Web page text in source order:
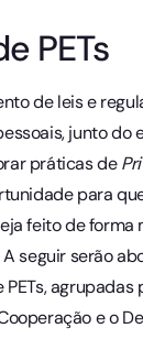
PETs
de leis e
junto do
práticas de
para
feito de forma
seguir serão
agrupadas
e o